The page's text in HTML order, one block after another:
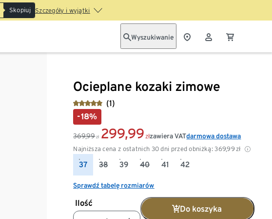
Skopiuj Szczegóły i wyjątki
Wyszukiwanie
Ocieplane kozaki zimowe
(1)
-18%
369,99 zł 299,99 zł
Najniższa cena z ostatnich 30 dni przed obniżką: 369,99zł
zawiera VATdarmowa dostawa
37 38 39 40 41 42
Sprawdź tabelę rozmiarów
Ilość
Do koszyka